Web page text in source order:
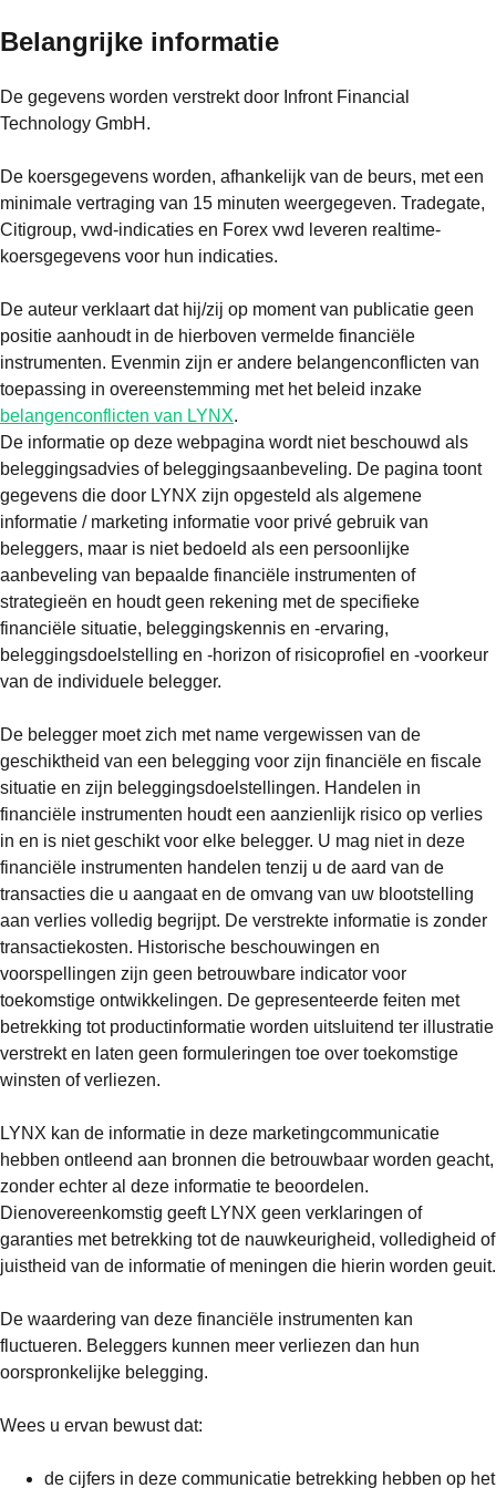
Belangrijke informatie
De gegevens worden verstrekt door Infront Financial
Technology GmbH.
De koersgegevens worden, afhankelijk van de beurs, met een
minimale vertraging van 15 minuten weergegeven. Tradegate,
Citigroup, vwd-indicaties en Forex vwd leveren realtime-
koersgegevens voor hun indicaties.
De auteur verklaart dat hij/zij op moment van publicatie geen
positie aanhoudt in de hierboven vermelde financiële
instrumenten. Evenmin zijn er andere belangenconflicten van
toepassing in overeenstemming met het beleid inzake
belangenconflicten van LYNX.
De informatie op deze webpagina wordt niet beschouwd als
beleggingsadvies of beleggingsaanbeveling. De pagina toont
gegevens die door LYNX zijn opgesteld als algemene
informatie / marketing informatie voor privé gebruik van
beleggers, maar is niet bedoeld als een persoonlijke
aanbeveling van bepaalde financiële instrumenten of
strategieën en houdt geen rekening met de specifieke
financiële situatie, beleggingskennis en -ervaring,
beleggingsdoelstelling en -horizon of risicoprofiel en -voorkeur
van de individuele belegger.
De belegger moet zich met name vergewissen van de
geschiktheid van een belegging voor zijn financiële en fiscale
situatie en zijn beleggingsdoelstellingen. Handelen in
financiële instrumenten houdt een aanzienlijk risico op verlies
in en is niet geschikt voor elke belegger. U mag niet in deze
financiële instrumenten handelen tenzij u de aard van de
transacties die u aangaat en de omvang van uw blootstelling
aan verlies volledig begrijpt. De verstrekte informatie is zonder
transactiekosten. Historische beschouwingen en
voorspellingen zijn geen betrouwbare indicator voor
toekomstige ontwikkelingen. De gepresenteerde feiten met
betrekking tot productinformatie worden uitsluitend ter illustratie
verstrekt en laten geen formuleringen toe over toekomstige
winsten of verliezen.
LYNX kan de informatie in deze marketingcommunicatie
hebben ontleend aan bronnen die betrouwbaar worden geacht,
zonder echter al deze informatie te beoordelen.
Dienovereenkomstig geeft LYNX geen verklaringen of
garanties met betrekking tot de nauwkeurigheid, volledigheid of
juistheid van de informatie of meningen die hierin worden geuit.
De waardering van deze financiële instrumenten kan
fluctueren. Beleggers kunnen meer verliezen dan hun
oorspronkelijke belegging.
Wees u ervan bewust dat:
de cijfers in deze communicatie betrekking hebben op het